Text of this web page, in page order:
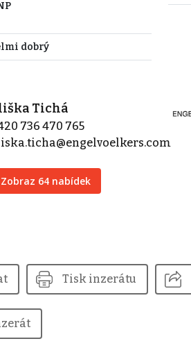
dobrý
Tichá
736 470 765
Zobraz 64 nabídek
Tisk inzerátu